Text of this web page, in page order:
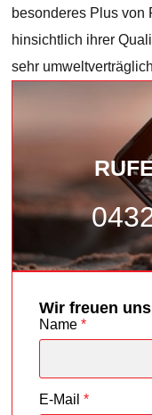
besonderes Plus von
hinsichtlich ihrer
sehr
Wir freuen
Name *
E-Mail *